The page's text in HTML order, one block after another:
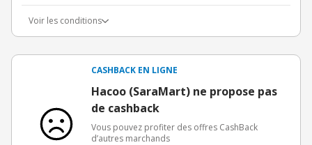
Voir les conditions
3€ de bienvenue crédités immédiatement + 1€ supplémentaire
Offre réservée à une toute première inscription chez eBuyClub.
CASHBACK EN LIGNE
Hacoo (SaraMart) ne propose pas
de cashback
Vous pouvez profiter des offres CashBack
d’autres marchands